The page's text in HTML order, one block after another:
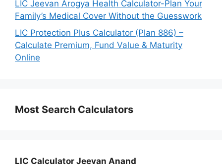
LIC Jeevan Arogya Health Calculator-Plan Your
Family’s Medical Cover Without the Guesswork
LIC Protection Plus Calculator (Plan 886) –
Calculate Premium, Fund Value & Maturity
Online
Most Search Calculators
LIC Calculator Jeevan Anand